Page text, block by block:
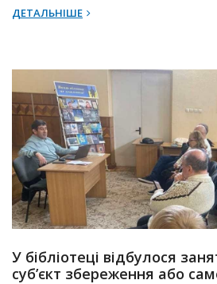
ДЕТАЛЬНІШЕ
2 Квітня 2025 р. Прес-центр
У бібліотеці відбулося
суб’єкт збереження або